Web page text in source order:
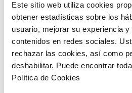
Este sitio web utiliza cookies
obtener estadísticas sobre los
usuario, mejorar su experiencia
contenidos en redes sociales.
rechazar las cookies, así como
deshabilitar. Puede encontrar
Política de Cookies
tanto interna como
también estará
futuro corredor
Marsella). Según ha
Enagás, en la consulta